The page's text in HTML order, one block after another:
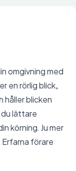
omgivning med
en rörlig blick,
håller blicken
lättare
körning. Ju mer
förare